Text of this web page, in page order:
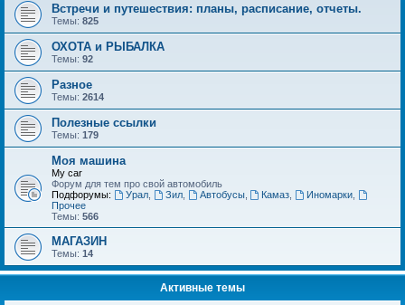
Встречи и путешествия: планы, расписание, отчеты.
Темы: 825
ОХОТА и РЫБАЛКА
Темы: 92
Разное
Темы: 2614
Полезные ссылки
Темы: 179
Моя машина
My car
Форум для тем про свой автомобиль
Подфорумы:
Урал, Зил, Автобусы, Камаз Иномарки
Прочее
Темы: 566
МАГАЗИН
Темы: 14
Активные темы